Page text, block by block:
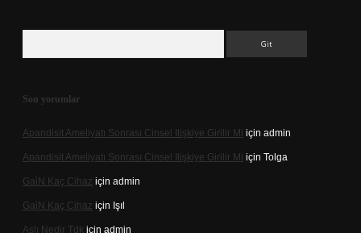
Son yorumlar
Apandisit Ameliyatı Sonrası Cinsel Ilişkiye Girilir Mi için admin
Apandisit Ameliyatı Sonrası Cinsel Ilişkiye Girilir Mi için Tolga
Gai̇N Kaç Cihaz için admin
Gai̇N Kaç Cihaz için Işıl
Aslı Nedir Tdk için admin